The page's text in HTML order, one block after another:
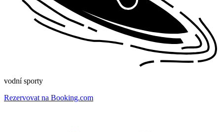
vodní sporty
Rezervovat na Booking.com